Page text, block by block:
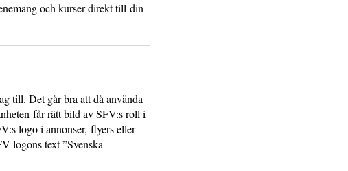
och kurser direkt till din
till. Det går bra att då använda
får rätt bild av SFV:s roll i
logo i annonser, flyers eller
logons text ”Svenska